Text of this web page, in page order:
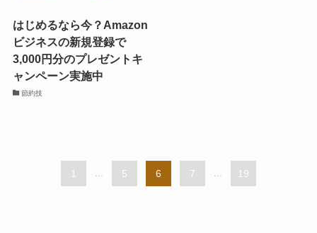
はじめるなら今？Amazon
ビジネスの新規登録で
3,000円分のプレゼントキ
ャンペーン実施中
節約技
1 ... 5 6 7 ... 19